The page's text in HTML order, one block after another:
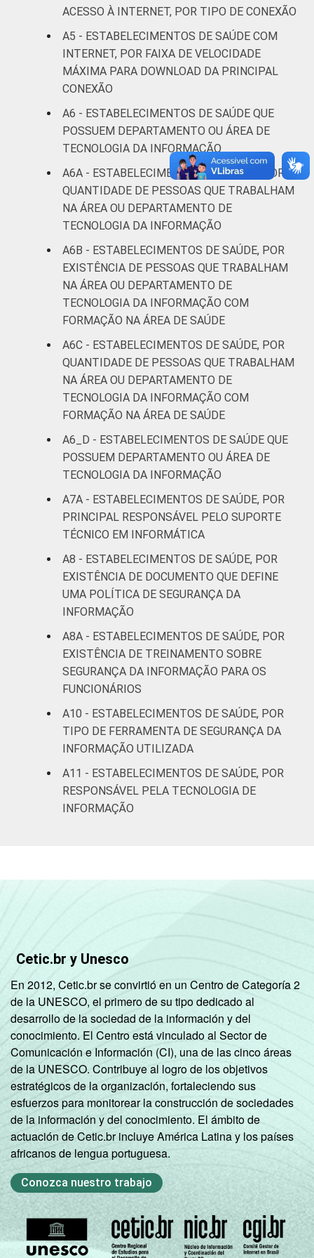
Interior 27 63
Fonte: CGI/NIC.br, Centro Regional de
Estudos para o Desenvolvimento da
Sociedade da Informação (Cetic.br),
Pesquisa sobre o uso das tecnologias de
informação e comunicação nos
estabelecimentos de saúde brasileiros - TIC
ACESSO À INTERNET, POR TIPO DE CONEXÃO
A5 - ESTABELECIMENTOS DE SAÚDE COM
INTERNET, POR FAIXA DE VELOCIDADE
MÁXIMA PARA DOWNLOAD DA PRINCIPAL
CONEXÃO
A6 - ESTABELECIMENTOS DE SAÚDE QUE
POSSUEM DEPARTAMENTO OU ÁREA DE
TECNOLOGIA DA INFORMAÇÃO
A6A - ESTABELECIMENTOS DE SAÚDE, POR
QUANTIDADE DE PESSOAS QUE TRABALHAM
NA ÁREA OU DEPARTAMENTO DE
TECNOLOGIA DA INFORMAÇÃO
A6B - ESTABELECIMENTOS DE SAÚDE, POR
EXISTÊNCIA DE PESSOAS QUE TRABALHAM
NA ÁREA OU DEPARTAMENTO DE
TECNOLOGIA DA INFORMAÇÃO COM
FORMAÇÃO NA ÁREA DE SAÚDE
A6C - ESTABELECIMENTOS DE SAÚDE, POR
QUANTIDADE DE PESSOAS QUE TRABALHAM
NA ÁREA OU DEPARTAMENTO DE
TECNOLOGIA DA INFORMAÇÃO COM
FORMAÇÃO NA ÁREA DE SAÚDE
A6_D - ESTABELECIMENTOS DE SAÚDE QUE
POSSUEM DEPARTAMENTO OU ÁREA DE
TECNOLOGIA DA INFORMAÇÃO
A7A - ESTABELECIMENTOS DE SAÚDE, POR
PRINCIPAL RESPONSÁVEL PELO SUPORTE
TÉCNICO EM INFORMÁTICA
A8 - ESTABELECIMENTOS DE SAÚDE, POR
EXISTÊNCIA DE DOCUMENTO QUE DEFINE
UMA POLÍTICA DE SEGURANÇA DA
INFORMAÇÃO
A8A - ESTABELECIMENTOS DE SAÚDE, POR
EXISTÊNCIA DE TREINAMENTO SOBRE
SEGURANÇA DA INFORMAÇÃO PARA OS
FUNCIONÁRIOS
A10 - ESTABELECIMENTOS DE SAÚDE, POR
TIPO DE FERRAMENTA DE SEGURANÇA DA
INFORMAÇÃO UTILIZADA
A11 - ESTABELECIMENTOS DE SAÚDE, POR
RESPONSÁVEL PELA TECNOLOGIA DE
INFORMAÇÃO
Cetic.br y Unesco
En 2012, Cetic.br se convirtió en un Centro de Categoría 2
de la UNESCO, el primero de su tipo dedicado al
desarrollo de la sociedad de la información y del
conocimiento. El Centro está vinculado al Sector de
Comunicación e Información (CI), una de las cinco áreas
de la UNESCO. Contribuye al logro de los objetivos
estratégicos de la organización, fortaleciendo sus
esfuerzos para monitorear la construcción de sociedades
de la información y del conocimiento. El ámbito de
actuación de Cetic.br incluye América Latina y los países
africanos de lengua portuguesa.
Conozca nuestro trabajo